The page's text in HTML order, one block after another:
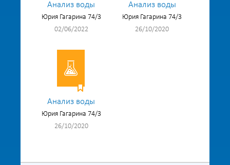
Анализ воды
Юрия Гагарина 74/3
02/06/2022
Анализ воды
Юрия Гагарина 74/3
26/10/2020
Анализ воды
Юрия Гагарина 74/3
26/10/2020